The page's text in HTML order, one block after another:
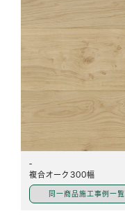
-
複合オーク300幅
同一商品施工事例一覧